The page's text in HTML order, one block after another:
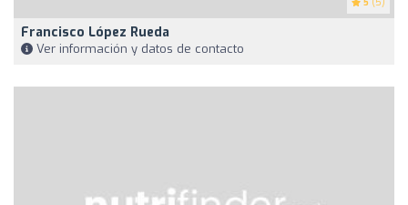
5 (5)
Francisco López Rueda
Ver información y datos de contacto